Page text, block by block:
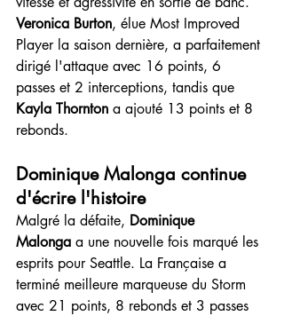
Veronica Burton, élue Most Improved
Player la saison dernière, a parfaitement
dirigé l'attaque avec 16 points, 6
passes et 2 interceptions, tandis que
Kayla Thornton a ajouté 13 points et 8
rebonds.
Dominique Malonga continue
d'écrire l'histoire
Malgré la défaite, Dominique
Malonga a une nouvelle fois marqué les
esprits pour Seattle. La Française a
terminé meilleure marqueuse du Storm
avec 21 points, 8 rebonds et 3 passes